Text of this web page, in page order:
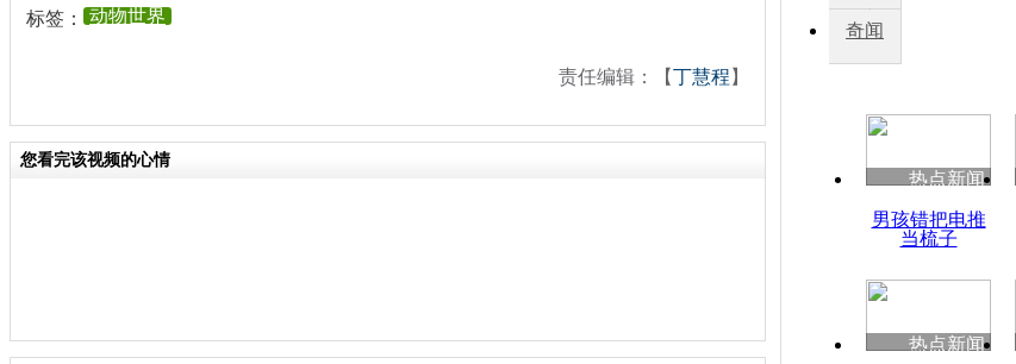
标签：
动物世界
责任编辑：【丁慧程 】
您看完该视频的心情
秀
奇闻
热点新闻
男孩错把电推
当梳子
热点新闻